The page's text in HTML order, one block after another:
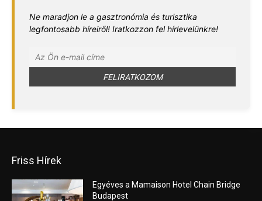
Ne maradjon le a gasztronómia és turisztika
legfontosabb híreiről! Iratkozzon fel hírlevelünkre!
Friss Hírek
Egyéves a Mamaison Hotel Chain Bridge
Budapest